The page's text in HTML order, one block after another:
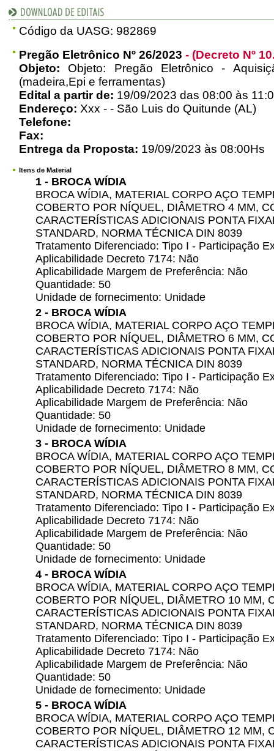
Código da UASG: 982869
Pregão Eletrônico Nº 26/2023 - (Decreto Nº
Objeto: Objeto: Pregão Eletrônico -
(madeira,Epi e ferramentas)
Edital a partir de: 19/09/2023 das 08:00 às
Endereço: Xxx - - São Luis do Quitunde (AL)
Telefone:
Fax:
Entrega da Proposta: 19/09/2023 às 08:00Hs
Itens de Material
1 - BROCA WÍDIA
BROCA WÍDIA, MATERIAL CORPO AÇO
COBERTO POR NÍQUEL, DIÂMETRO 4 MM,
CARACTERÍSTICAS ADICIONAIS PONTA
STANDARD, NORMA TÉCNICA DIN 8039
Tratamento Diferenciado: Tipo I - Participação
Aplicabilidade Decreto 7174: Não
Aplicabilidade Margem de Preferência: Não
Quantidade: 50
Unidade de fornecimento: Unidade
2 - BROCA WÍDIA
BROCA WÍDIA, MATERIAL CORPO AÇO
COBERTO POR NÍQUEL, DIÂMETRO 6 MM,
CARACTERÍSTICAS ADICIONAIS PONTA
STANDARD, NORMA TÉCNICA DIN 8039
Tratamento Diferenciado: Tipo I - Participação
Aplicabilidade Decreto 7174: Não
Aplicabilidade Margem de Preferência: Não
Quantidade: 50
Unidade de fornecimento: Unidade
3 - BROCA WÍDIA
BROCA WÍDIA, MATERIAL CORPO AÇO
COBERTO POR NÍQUEL, DIÂMETRO 8 MM,
CARACTERÍSTICAS ADICIONAIS PONTA
STANDARD, NORMA TÉCNICA DIN 8039
Tratamento Diferenciado: Tipo I - Participação
Aplicabilidade Decreto 7174: Não
Aplicabilidade Margem de Preferência: Não
Quantidade: 50
Unidade de fornecimento: Unidade
4 - BROCA WÍDIA
BROCA WÍDIA, MATERIAL CORPO AÇO
COBERTO POR NÍQUEL, DIÂMETRO 10 MM,
CARACTERÍSTICAS ADICIONAIS PONTA
STANDARD, NORMA TÉCNICA DIN 8039
Tratamento Diferenciado: Tipo I - Participação
Aplicabilidade Decreto 7174: Não
Aplicabilidade Margem de Preferência: Não
Quantidade: 50
Unidade de fornecimento: Unidade
5 - BROCA WÍDIA
BROCA WÍDIA, MATERIAL CORPO AÇO
COBERTO POR NÍQUEL, DIÂMETRO 12 MM,
CARACTERÍSTICAS ADICIONAIS PONTA